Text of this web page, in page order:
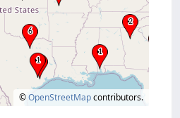
©OpenStreetMapcontributors.